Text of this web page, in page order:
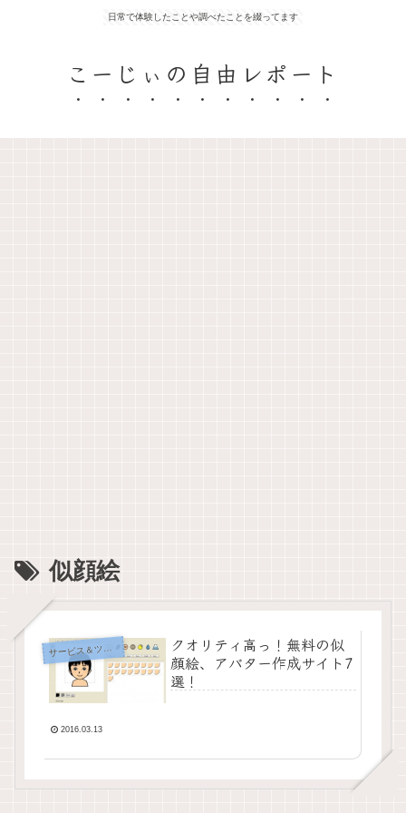
日常で体験したことや調べたことを綴ってます
こーじぃの自由レポート
似顔絵
サ
ービス＆ツール
クオリティ高っ！無料の似
顔絵、アバター作成サイト7
選！
2016.03.13